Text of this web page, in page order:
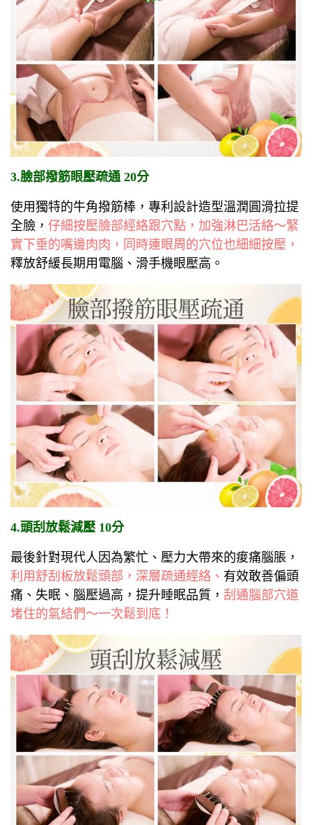
3.臉部撥筋眼壓疏通 20分
使用獨特的牛角撥筋棒，專利設計造型溫潤圓滑拉提
全臉， 仔細按壓臉部經絡跟穴點，加強淋巴活絡～緊
實下垂的嘴邊肉肉，同時連眼周的穴位也細細按壓，
釋放舒緩長期用電腦、滑手機眼壓高。
4.頭刮放鬆減壓 10分
最後針對現代人因為繁忙、壓力大帶來的痠痛腦脹，
利用舒刮板放鬆頭部，深層疏通經絡、 有效敢善偏頭
痛、失眠、腦壓過高，提升睡眠品質， 刮通腦部穴道
堵住的氣結們～一次鬆到底！